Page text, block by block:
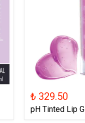
₺ 329.50
pH Tinted Lip